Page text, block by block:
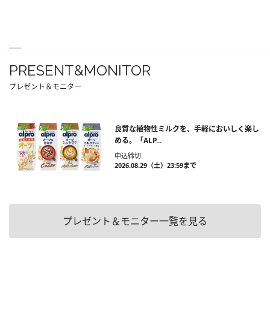
PRESENT&MONITOR
プレゼント＆モニター
良質な植物性ミルクを、手軽においしく楽し
める。「ALP...
申込締切
2026.08.29（土）23:59まで
プレゼント＆モニター一覧を見る